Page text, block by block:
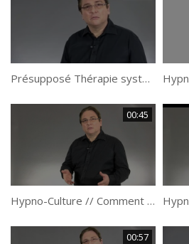
Présupposé Thérapie systémique : Le Changement est rapide par Philippe Vernois.
00:45
Hypno-Culture // Comment aborder la problématique en thérapie systémique ? par Philippe Vernois.
00:57